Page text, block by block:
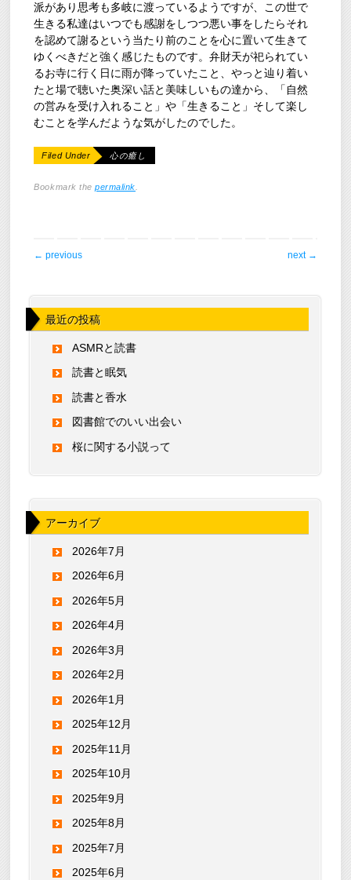
派があり思考も多岐に渡っているようですが、この世で
生きる私達はいつでも感謝をしつつ悪い事をしたらそれ
を認めて謝るという当たり前のことを心に置いて生きて
ゆくべきだと強く感じたものです。弁財天が祀られてい
るお寺に行く日に雨が降っていたこと、やっと辿り着い
たと場で聴いた奥深い話と美味しいもの達から、「自然
の営みを受け入れること」や「生きること」そして楽し
むことを学んだような気がしたのでした。
Filed Under 心の癒し
Bookmark thepermalink.
post navigation
← previous next →
最近の投稿
ASMRと読書
読書と眠気
読書と香水
図書館でのいい出会い
桜に関する小説って
アーカイブ
2026年7月
2026年6月
2026年5月
2026年4月
2026年3月
2026年2月
2026年1月
2025年12月
2025年11月
2025年10月
2025年9月
2025年8月
2025年7月
2025年6月